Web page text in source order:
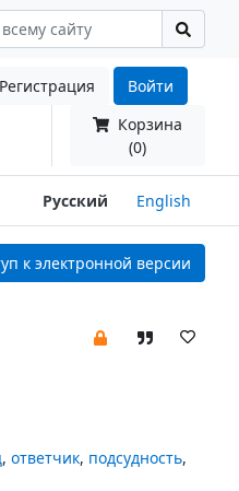
Регистрация
Войти
Корзина
(0)
Русский English
к электронной версии
, ответчик, подсудность,